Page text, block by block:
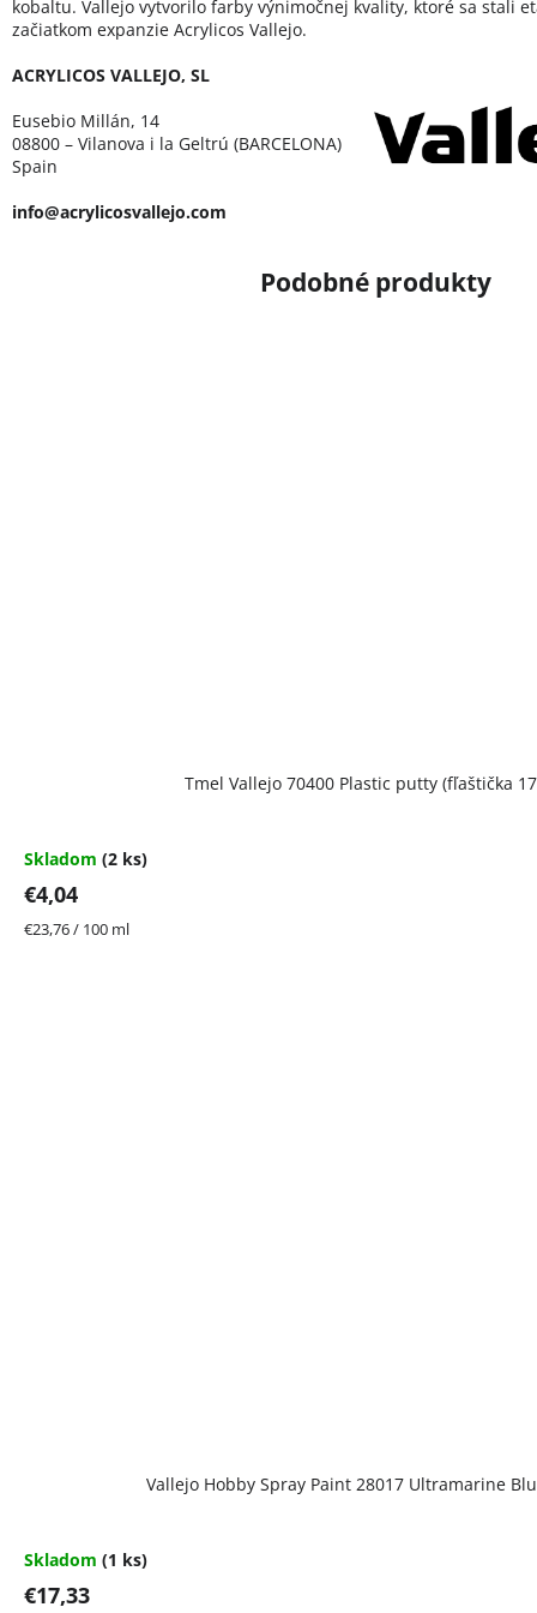
Tmel Vallejo 70400 Plastic putty (fľaštička
Skladom (2 ks)
€4,04
Jednotková
€23,76 / 100 ml
Vallejo Hobby Spray Paint 28017 Ultramarine
Skladom (1 ks)
€17,33
kobaltu. Vallejo vytvorilo farby výnimočnej kvality, ktoré sa stali
začiatkom expanzie Acrylicos Vallejo.
ACRYLICOS VALLEJO, SL
Eusebio Millán, 14
08800 – Vilanova i la Geltrú (BARCELONA)
Spain
info@acrylicosvallejo.com